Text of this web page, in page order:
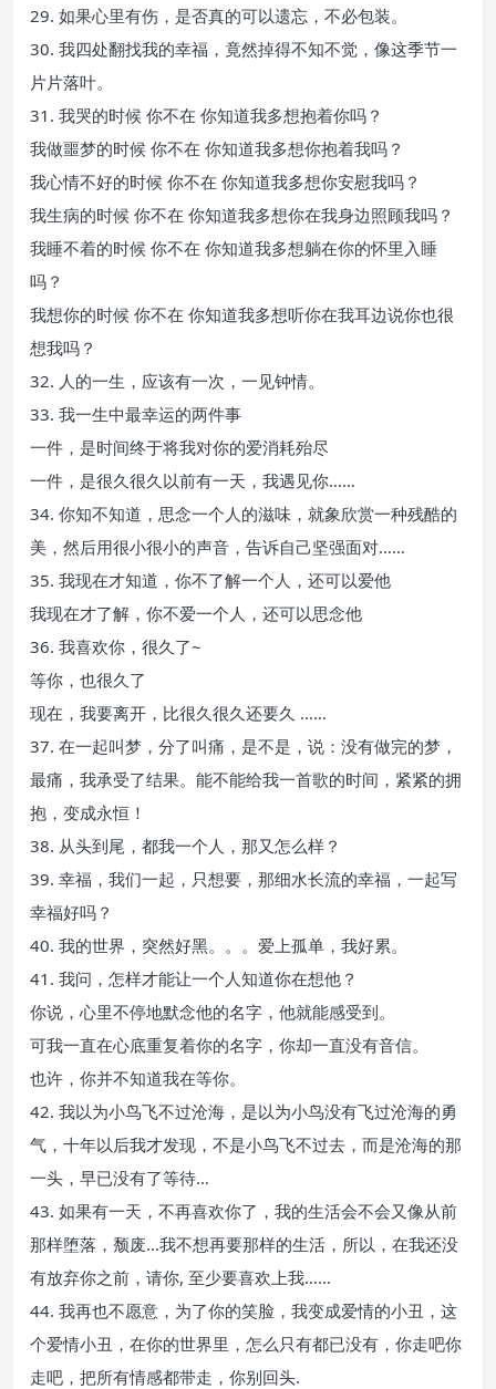
29. 如果心里有伤，是否真的可以遗忘，不必包装。
30. 我四处翻找我的幸福，竟然掉得不知不觉，像这季节一
片片落叶。
31. 我哭的时候 你不在 你知道我多想抱着你吗？
我做噩梦的时候 你不在 你知道我多想你抱着我吗？
我心情不好的时候 你不在 你知道我多想你安慰我吗？
我生病的时候 你不在 你知道我多想你在我身边照顾我吗？
我睡不着的时候 你不在 你知道我多想躺在你的怀里入睡
吗？
我想你的时候 你不在 你知道我多想听你在我耳边说你也很
想我吗？
32. 人的一生，应该有一次，一见钟情。
33. 我一生中最幸运的两件事
一件，是时间终于将我对你的爱消耗殆尽
一件，是很久很久以前有一天，我遇见你……
34. 你知不知道，思念一个人的滋味，就象欣赏一种残酷的
美，然后用很小很小的声音，告诉自己坚强面对……
35. 我现在才知道，你不了解一个人，还可以爱他
我现在才了解，你不爱一个人，还可以思念他
36. 我喜欢你，很久了~
等你，也很久了
现在，我要离开，比很久很久还要久 ……
37. 在一起叫梦，分了叫痛，是不是，说：没有做完的梦，
最痛，我承受了结果。能不能给我一首歌的时间，紧紧的拥
抱，变成永恒！
38. 从头到尾，都我一个人，那又怎么样？
39. 幸福，我们一起，只想要，那细水长流的幸福，一起写
幸福好吗？
40. 我的世界，突然好黑。。。爱上孤单，我好累。
41. 我问，怎样才能让一个人知道你在想他？
你说，心里不停地默念他的名字，他就能感受到。
可我一直在心底重复着你的名字，你却一直没有音信。
也许，你并不知道我在等你。
42. 我以为小鸟飞不过沧海，是以为小鸟没有飞过沧海的勇
气，十年以后我才发现，不是小鸟飞不过去，而是沧海的那
一头，早已没有了等待…
43. 如果有一天，不再喜欢你了，我的生活会不会又像从前
那样堕落，颓废…我不想再要那样的生活，所以，在我还没
有放弃你之前，请你, 至少要喜欢上我……
44. 我再也不愿意，为了你的笑脸，我变成爱情的小丑，这
个爱情小丑，在你的世界里，怎么只有都已没有，你走吧你
走吧，把所有情感都带走，你别回头.